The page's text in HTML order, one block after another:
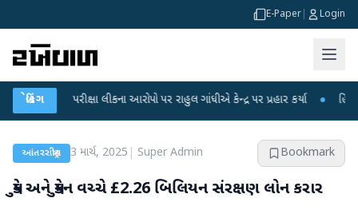
E-Paper Login
બ્રેકિંગ
NET પરીક્ષા લીકના આરોપો પર રાહુલ ગાંધીએ કેન્દ્ર પર પ્રહાર કર્યા ● હિંમતનગરમાં
આંતરરાષ્ટ્રીય 3 માર્ચ, 2025 Super Admin Bookmark
યુકે અને યુક્રેન વચ્ચે £2.26 બિલિયન સંરક્ષણ લોન કરાર